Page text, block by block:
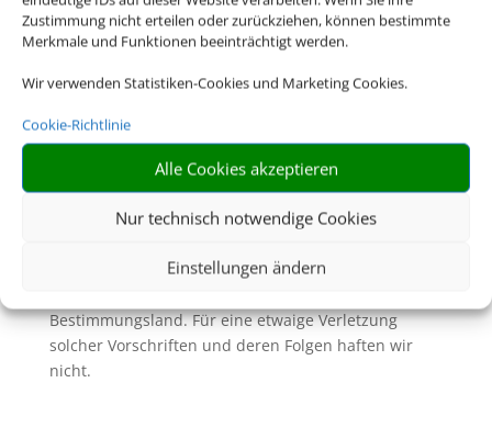
Zustimmung nicht erteilen oder zurückziehen, können bestimmte
Merkmale und Funktionen beeinträchtigt werden.
Wir verwenden Statistiken-Cookies und Marketing Cookies.
Cookie-Richtlinie
Alle Cookies akzeptieren
Nur technisch notwendige Cookies
Einstellungen ändern
Bestimmungslandes, sowie die ungefähren Fristen
der Erlangung von Visa sowie
gesundheitspolizeiliche Formalitäten unterrichtet.
6.2. Soweit mit Ihnen nicht ausdrücklich vereinbart,
sind Sie für die Einhaltung dieser Pass- und
Visumserfordernisse sowie der
gesundheitspolizeilichen Formalitäten und aller
weiteren für die Durchführung der Reise geltenden
verantwortlich. Dazu gehört insbesondere die
Bestimmungsland. Für eine etwaige Verletzung
solcher Vorschriften und deren Folgen haften wir
nicht.